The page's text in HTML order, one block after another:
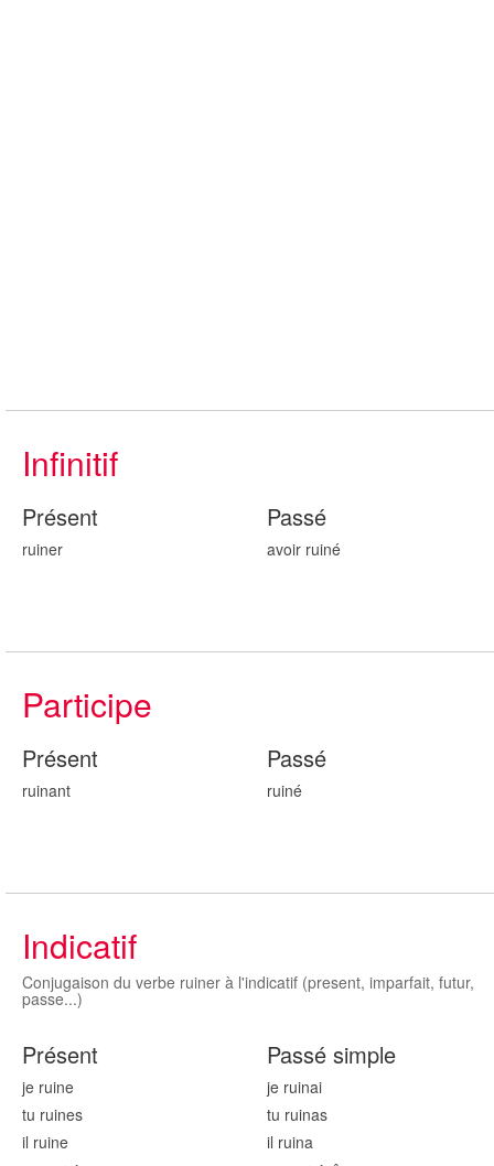
Infinitif
Présent
ruiner
Passé
avoir ruiné
Participe
Présent
ruinant
Passé
ruiné
Indicatif
Conjugaison du verbe ruiner à l'indicatif (present, imparfait, futur,
passe...)
Présent
je ruine
tu ruines
il ruine
Passé simple
je ruinai
tu ruinas
il ruina